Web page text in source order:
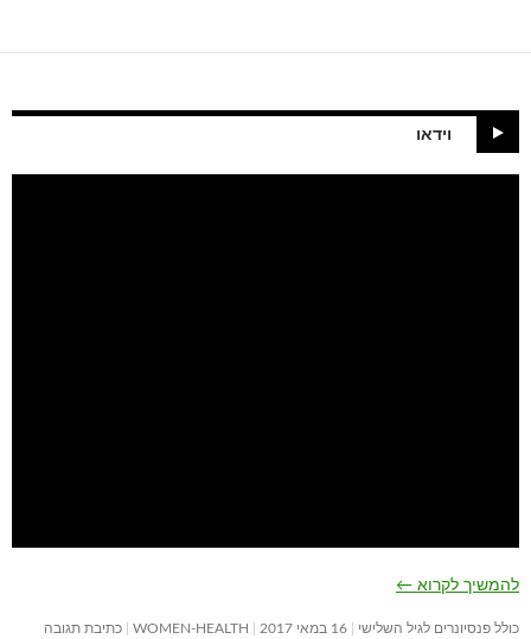
וידאו
להמשיך לקרוא ←
כולל פנסיונרים לגיל השלישי 16 במאי 2017 WOMEN-HEALTH כתיבת תגובה